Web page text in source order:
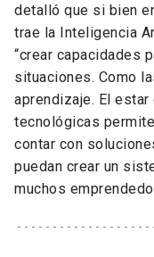
detalló que si bien
trae la Inteligencia
“crear capacidades
situaciones. Como
aprendizaje. El
tecnológicas
contar con
puedan crear un
muchos